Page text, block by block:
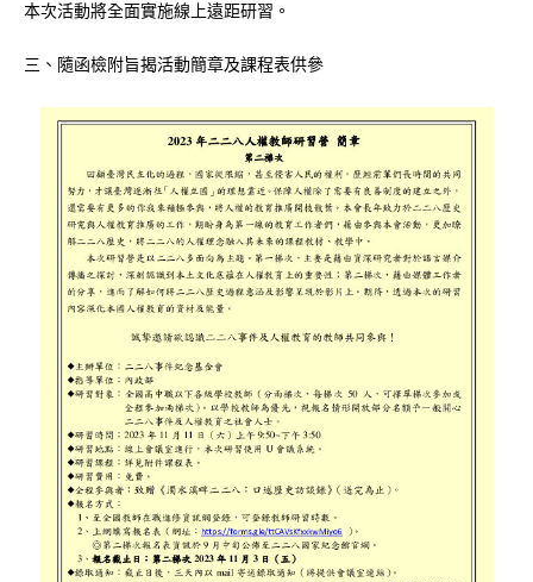
本次活動將全面實施線上遠距研習。
三、隨函檢附旨揭活動簡章及課程表供參